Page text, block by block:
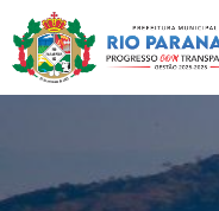
Município